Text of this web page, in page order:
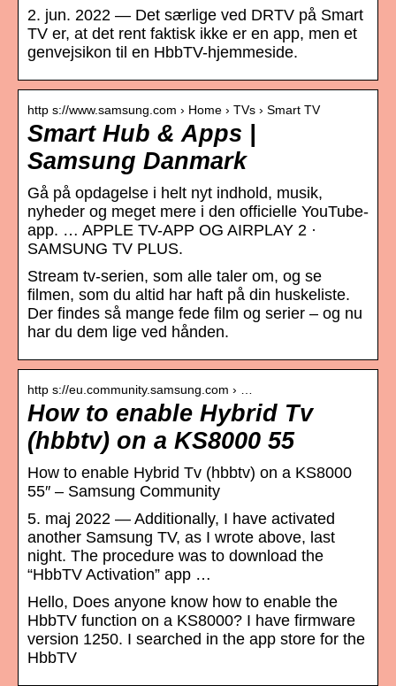
2. jun. 2022 — Det særlige ved DRTV på Smart
TV er, at det rent faktisk ikke er en app, men et
genvejsikon til en HbbTV-hjemmeside.
http s://www.samsung.com › Home › TVs › Smart TV
Smart Hub & Apps |
Samsung Danmark
Gå på opdagelse i helt nyt indhold, musik,
nyheder og meget mere i den officielle YouTube-
app. … APPLE TV-APP OG AIRPLAY 2 ·
SAMSUNG TV PLUS.
Stream tv-serien, som alle taler om, og se
filmen, som du altid har haft på din huskeliste.
Der findes så mange fede film og serier – og nu
har du dem lige ved hånden.
http s://eu.community.samsung.com › …
How to enable Hybrid Tv
(hbbtv) on a KS8000 55
How to enable Hybrid Tv (hbbtv) on a KS8000
55″ – Samsung Community
5. maj 2022 — Additionally, I have activated
another Samsung TV, as I wrote above, last
night. The procedure was to download the
“HbbTV Activation” app …
Hello, Does anyone know how to enable the
HbbTV function on a KS8000? I have firmware
version 1250. I searched in the app store for the
HbbTV